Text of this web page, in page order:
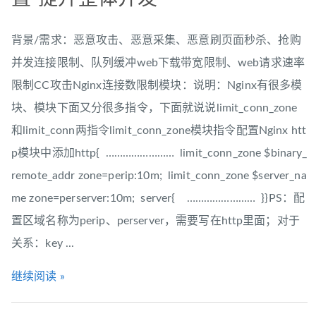
背景/需求：恶意攻击、恶意采集、恶意刷页面秒杀、抢购
并发连接限制、队列缓冲web下载带宽限制、web请求速率
限制CC攻击Nginx连接数限制模块：说明：Nginx有很多模
块、模块下面又分很多指令，下面就说说limit_conn_zone
和limit_conn两指令limit_conn_zone模块指令配置Nginx htt
p模块中添加http{ …………………… limit_conn_zone $binary_
remote_addr zone=perip:10m; limit_conn_zone $server_na
me zone=perserver:10m; server{ …………………… }}PS：配
置区域名称为perip、perserver，需要写在http里面；对于
关系：key ...
继续阅读 »